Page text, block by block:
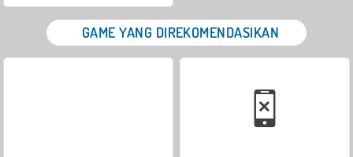
GAME YANG DIREKOMENDASIKAN